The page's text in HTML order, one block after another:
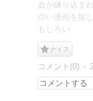
血が練り込ま
白い漫画を探
もしろい
ナイス
コメント(0)